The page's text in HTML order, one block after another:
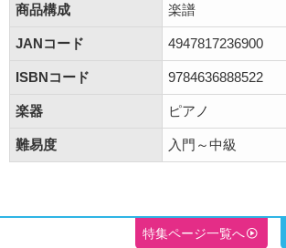
商品構成 楽譜
JANコード 4947817236900
ISBNコード 9784636888522
楽器 ピアノ
難易度 入門～中級
特集ページ一覧へ